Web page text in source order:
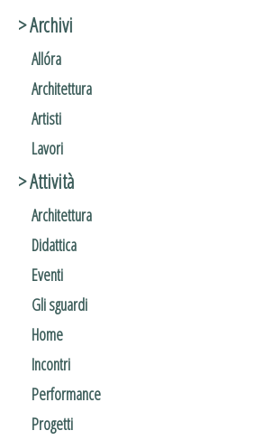
> Archivi
Allóra
Architettura
Artisti
Lavori
> Attività
Architettura
Didattica
Eventi
Gli sguardi
Home
Incontri
Performance
Progetti